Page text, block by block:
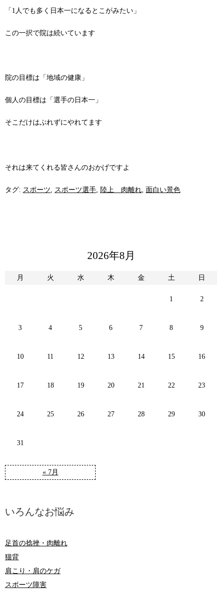
「1人でも多く日本一になるとこがみたい」
この一択で院は続いています
院の目標は「地域の健康」
個人の目標は「選手の日本一」
そこだけはぶれずにやれてます
それは来てくれる皆さんのおかげですよ
タグ: スポーツ スポーツ選手 陸上 肉離れ 面白い景色
2026年8月
月 火 水 木 金 土 日
« 7月
1 2
3 4 5 6 7 8 9
10 11 12 13 14 15 16
17 18 19 20 21 22 23
24 25 26 27 28 29 30
31
いろんなお悩み
足首の捻挫・肉離れ
猫背
肩こり・肩のケガ
スポーツ障害